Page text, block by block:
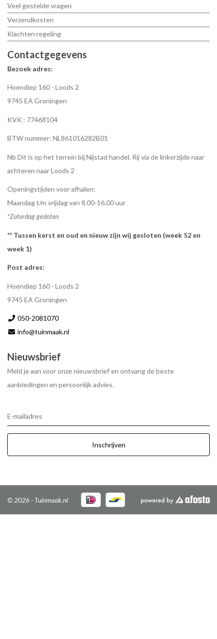
Veel gestelde vragen
Verzendkosten
Klachten regeling
Contactgegevens
Bezoek adres:
Hoendiep 160 - Loods 2
9745 EA Groningen
KVK : 77468104
BTW nummer: NL861016282B01
Nb Dit is op het terrein bij Nijstad handel. Rij via de linkerzijde naar
achteren naar Loods 2
Openingstijden voor afhalen:
Maandag t/m vrijdag van 8.00-16.00 uur
*Zaterdag gesloten
** Tussen kerst en oud en nieuw zijn wij gesloten (week 52 en
week 1)
Post adres:
Hoendiep 160 - Loods 2
9745 EA Groningen
050-2081070
info@tuinmaak.nl
Nieuwsbrief
Meld je aan voor onze nieuwsbrief en ontvang de beste
aanbiedingen en persoonlijk advies.
E-mailadres
Inschrijven
© 2026 - Tuinmaak.nl